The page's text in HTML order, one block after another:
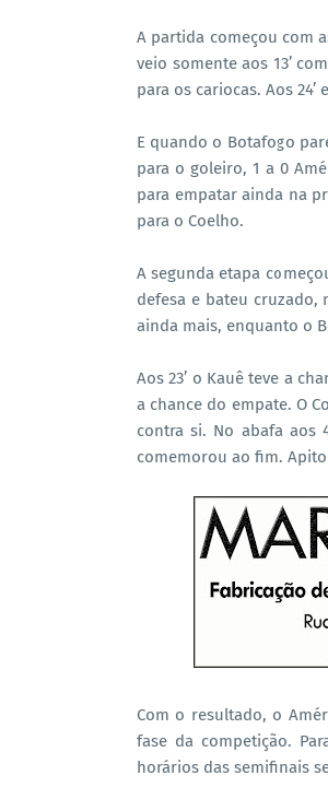
A partida começou com
veio somente aos 13’
para os cariocas. Aos
E quando o Botafogo
para o goleiro, 1 a 0
para empatar ainda na
para o Coelho.
A segunda etapa
defesa e bateu cruzado,
ainda mais, enquanto o
Aos 23’ o Kauê teve a
a chance do empate. O
contra si. No abafa aos
comemorou ao fim.
Com o resultado, o
fase da competição.
horários das semifinais